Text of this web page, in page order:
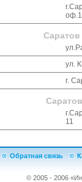
ул.
г.
11
Обратная связь
© 2005 - 2006